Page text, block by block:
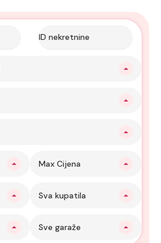
Max Cijena
Sva kupatila
Sve garaže